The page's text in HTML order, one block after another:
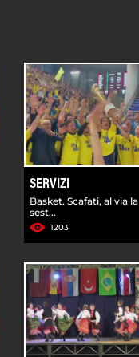
SERVIZI
Basket. Scafati, al via la
sest...
1203